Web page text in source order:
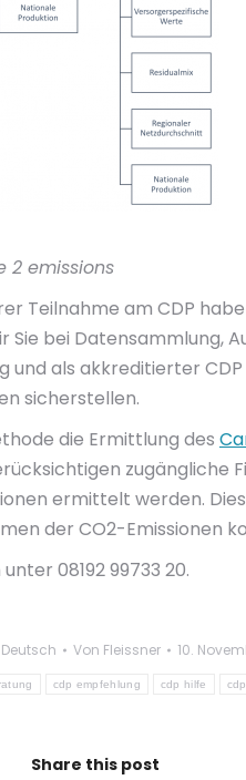
2 emissions
Teilnahme am CDP
Sie bei Datensammlung,
als akkreditierter
sicherstellen.
die Ermittlung des
zugängliche
ermittelt werden.
der CO2-Emissionen
08192 99733 20.
Deutsch Von Fleissner
10.
cdp empfehlung cdp hilfe
Share this post